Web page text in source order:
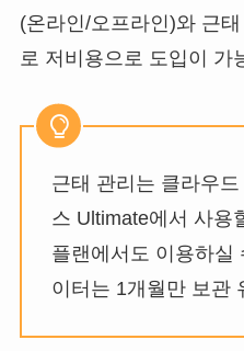
(온라인/오프라인)와 근
로 저비용으로 도입이 가
근태 관리는 클라우드
스 Ultimate에서 사용
플랜에서도 이용하실
이터는 1개월만 보관